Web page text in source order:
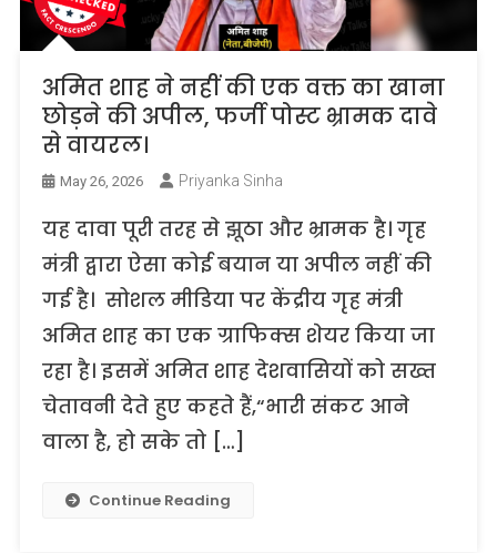
अमित शाह ने नहीं की एक वक्त का खाना
छोड़ने की अपील, फर्जी पोस्ट भ्रामक दावे
से वायरल।
May 26, 2026 Priyanka Sinha
यह दावा पूरी तरह से झूठा और भ्रामक है। गृह
मंत्री द्वारा ऐसा कोई बयान या अपील नहीं की
गई है। सोशल मीडिया पर केंद्रीय गृह मंत्री
अमित शाह का एक ग्राफिक्स शेयर किया जा
रहा है। इसमें अमित शाह देशवासियों को सख्त
चेतावनी देते हुए कहते हैं,“भारी संकट आने
वाला है, हो सके तो […]
Continue Reading